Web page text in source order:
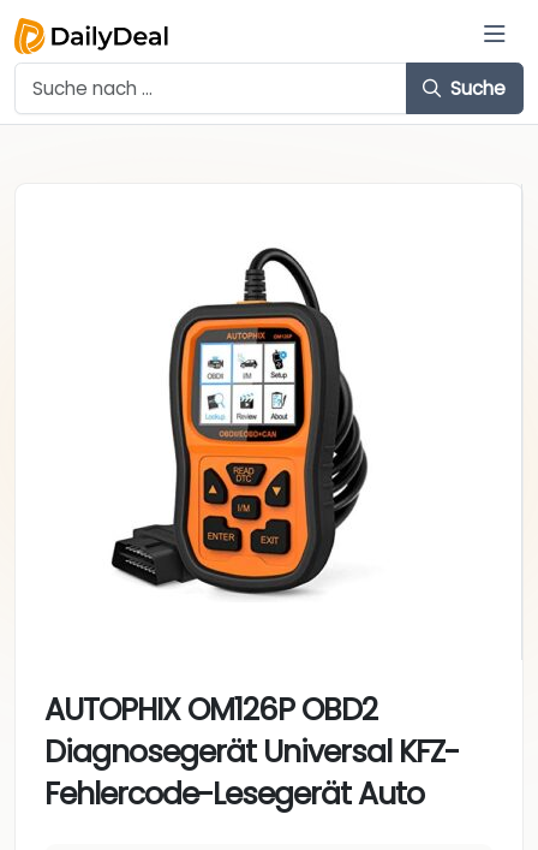
Suche
AUTOPHIX OM126P OBD2
Diagnosegerät Universal KFZ-
Fehlercode-Lesegerät Auto